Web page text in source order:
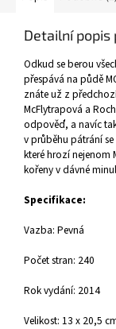
Detailní popis
Odkud se berou
přespává na půdě
znáte už z
McFlytrapová a
odpověď, a navíc
v průběhu pátrání
které hrozí nejenom
kořeny v dávné
Specifikace:
Vazba: Pevná
Počet stran: 240
Rok vydání: 2014
Velikost: 13 x 20,5